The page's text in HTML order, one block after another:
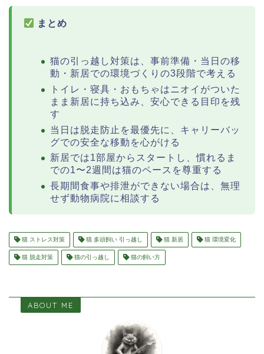
まとめ
猫の引っ越し対策は、事前準備・当日の移
動・新居での環境づくりの3段階で考える
トイレ・寝具・おもちゃはニオイがついた
まま新居に持ち込み、安心できる目印を残
す
当日は脱走防止を最優先に、キャリーバッ
グでの安全な移動を心がける
新居では1部屋からスタートし、慣れるま
での1〜2週間は猫のペースを尊重する
長期間食事や排泄ができない場合は、無理
せず動物病院に相談する
猫 ストレス対策 猫 多頭飼い 引っ越し 猫 新居 猫 環境変化
猫 脱走対策 猫の引っ越し 猫の飼い方
ABOUT ME